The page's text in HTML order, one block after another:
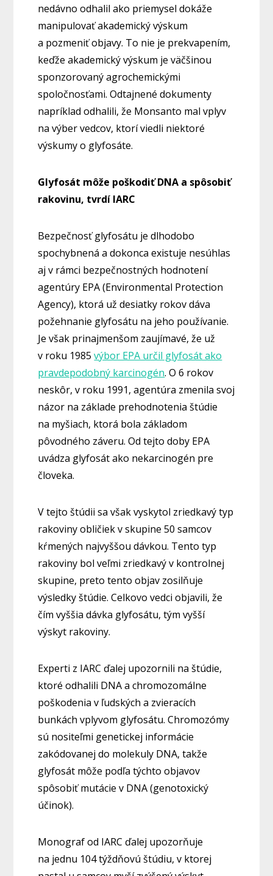
nedávno odhalil ako priemysel dokáže
manipulovať akademický výskum
a pozmeniť objavy. To nie je prekvapením,
keďže akademický výskum je väčšinou
sponzorovaný agrochemickými
spoločnosťami. Odtajnené dokumenty
napríklad odhalili, že Monsanto mal vplyv
na výber vedcov, ktorí viedli niektoré
výskumy o glyfosáte.
Glyfosát môže poškodiť DNA a spôsobiť
rakovinu, tvrdí IARC
Bezpečnosť glyfosátu je dlhodobo
spochybnená a dokonca existuje nesúhlas
aj v rámci bezpečnostných hodnotení
agentúry EPA (Environmental Protection
Agency), ktorá už desiatky rokov dáva
požehnanie glyfosátu na jeho používanie.
Je však prinajmenšom zaujímavé, že už
v roku 1985výbor EPA určil glyfosát ako
pravdepodobný karcinogén. O 6 rokov
neskôr, v roku 1991, agentúra zmenila svoj
názor na základe prehodnotenia štúdie
na myšiach, ktorá bola základom
pôvodného záveru. Od tejto doby EPA
uvádza glyfosát ako nekarcinogén pre
človeka.
V tejto štúdii sa však vyskytol zriedkavý typ
rakoviny obličiek v skupine 50 samcov
kŕmených najvyššou dávkou. Tento typ
rakoviny bol veľmi zriedkavý v kontrolnej
skupine, preto tento objav zosilňuje
výsledky štúdie. Celkovo vedci objavili, že
čím vyššia dávka glyfosátu, tým vyšší
výskyt rakoviny.
Experti z IARC ďalej upozornili na štúdie,
ktoré odhalili DNA a chromozomálne
poškodenia v ľudských a zvieracích
bunkách vplyvom glyfosátu. Chromozómy
sú nositeľmi genetickej informácie
zakódovanej do molekuly DNA, takže
glyfosát môže podľa týchto objavov
spôsobiť mutácie v DNA (genotoxický
účinok).
Monograf od IARC ďalej upozorňuje
na jednu 104 týždňovú štúdiu, v ktorej